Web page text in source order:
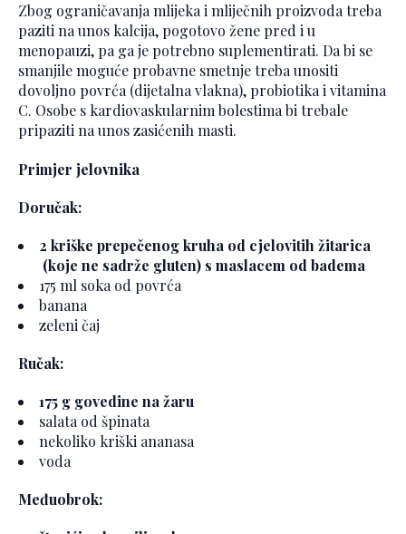
Zbog ograničavanja mlijeka i mliječnih proizvoda treba
paziti na unos kalcija, pogotovo žene pred i u
menopauzi, pa ga je potrebno suplementirati. Da bi se
smanjile moguće probavne smetnje treba unositi
dovoljno povrća (dijetalna vlakna), probiotika i vitamina
C. Osobe s kardiovaskularnim bolestima bi trebale
pripaziti na unos zasićenih masti.
Primjer jelovnika
Doručak:
2 kriške prepečenog kruha od cjelovitih žitarica
(koje ne sadrže gluten) s maslacem od badema
175 ml soka od povrća
banana
zeleni čaj
Ručak:
175 g govedine na žaru
salata od špinata
nekoliko kriški ananasa
voda
Međuobrok: